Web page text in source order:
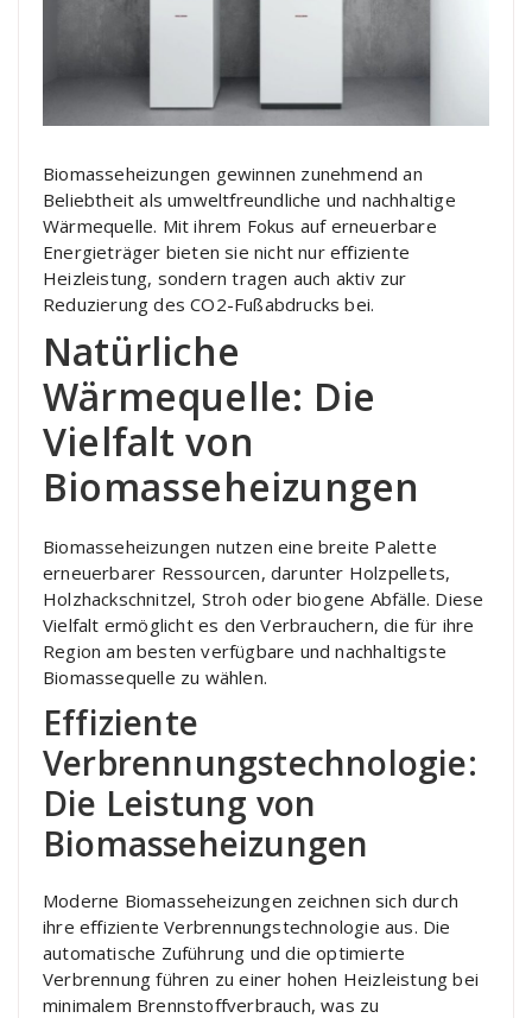
Biomasseheizungen gewinnen zunehmend an
Beliebtheit als umweltfreundliche und nachhaltige
Wärmequelle. Mit ihrem Fokus auf erneuerbare
Energieträger bieten sie nicht nur effiziente
Heizleistung, sondern tragen auch aktiv zur
Reduzierung des CO2-Fußabdrucks bei.
Natürliche
Wärmequelle: Die
Vielfalt von
Biomasseheizungen
Biomasseheizungen nutzen eine breite Palette
erneuerbarer Ressourcen, darunter Holzpellets,
Holzhackschnitzel, Stroh oder biogene Abfälle. Diese
Vielfalt ermöglicht es den Verbrauchern, die für ihre
Region am besten verfügbare und nachhaltigste
Biomassequelle zu wählen.
Effiziente
Verbrennungstechnologie:
Die Leistung von
Biomasseheizungen
Moderne Biomasseheizungen zeichnen sich durch
ihre effiziente Verbrennungstechnologie aus. Die
automatische Zuführung und die optimierte
Verbrennung führen zu einer hohen Heizleistung bei
minimalem Brennstoffverbrauch, was zu